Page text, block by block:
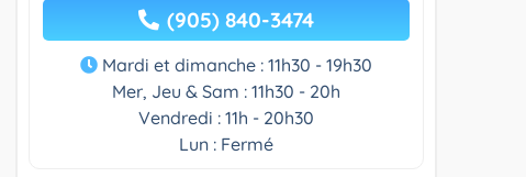
(905) 840-3474
Mardi et dimanche : 11h30 - 19h30
Mer, Jeu & Sam : 11h30 - 20h
Vendredi : 11h - 20h30
Lun : Fermé